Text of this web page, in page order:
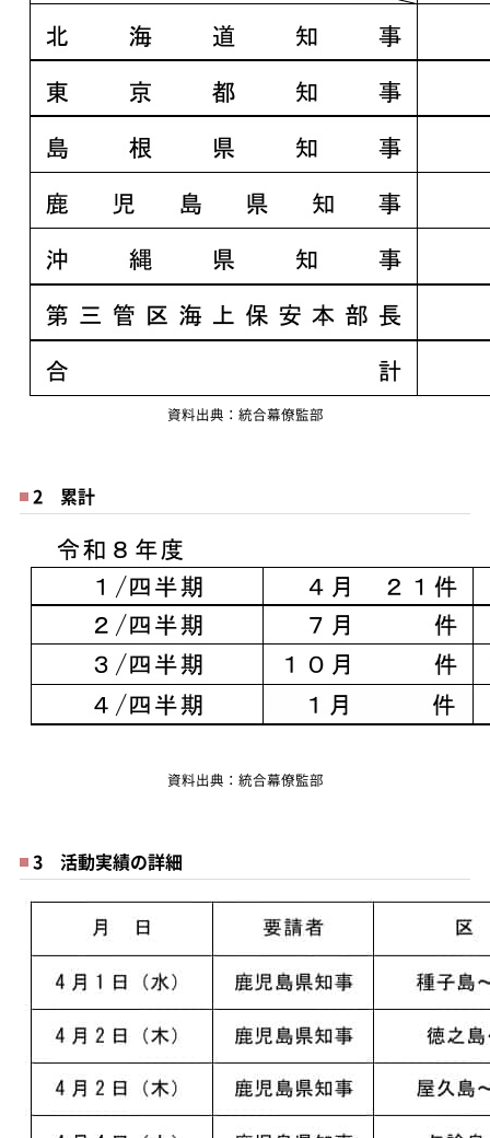
資料出典：統合幕僚監部
2 累計
資料出典：統合幕僚監部
3 活動実績の詳細